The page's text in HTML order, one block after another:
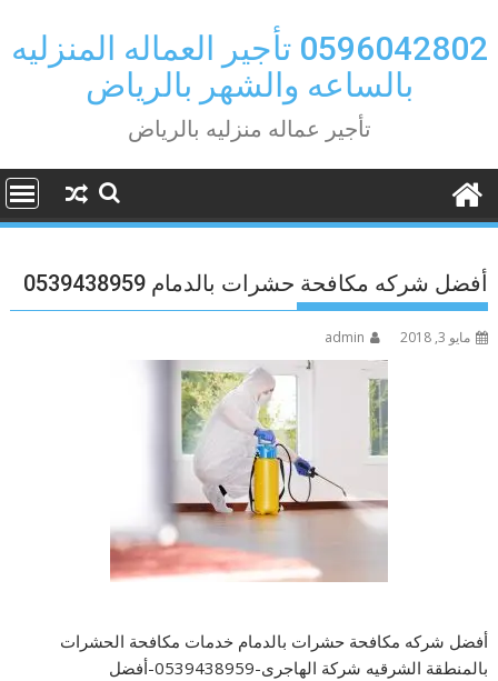
to
content
0596042802 تأجير العماله المنزليه
بالساعه والشهر بالرياض
تأجير عماله منزليه بالرياض
أفضل شركه مكافحة حشرات بالدمام 0539438959
مايو 3, 2018 admin
أفضل شركه مكافحة حشرات بالدمام خدمات مكافحة الحشرات
بالمنطقة الشرقيه شركة الهاجرى-0539438959-أفضل